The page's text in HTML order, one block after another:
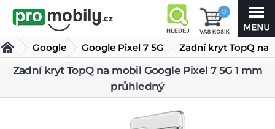
0
Google
Google Pixel 7 5G
Kryty Google Pixel 7 5G
Zadní kryt TopQ na
mobil Google Pixel
7 5G 1 mm průhledný
Zadní kryt TopQ na mobil Google Pixel 7 5G 1 mm
průhledný